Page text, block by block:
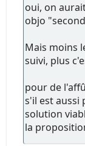
oui, on
objo
Mais moins
suivi, plus
pour de
s'il est aussi
solution
la